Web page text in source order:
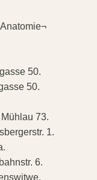
50.
50.
73.
1.
6.